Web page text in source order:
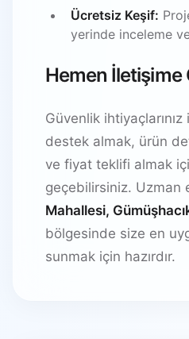
Ücretsiz Keşif:
yerinde inceleme
Hemen İletişime
Güvenlik
destek almak, ürün
ve fiyat teklifi almak
geçebilirsiniz. Uzman
Mahallesi,
bölgesinde size en
sunmak için hazırdır.